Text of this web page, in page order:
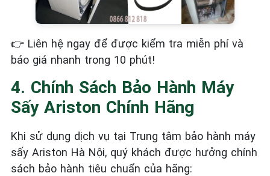
👉 Liên hệ ngay để được kiểm tra miễn phí và
báo giá nhanh trong 10 phút!
4. Chính Sách Bảo Hành Máy
Sấy Ariston Chính Hãng
Khi sử dụng dịch vụ tại Trung tâm bảo hành máy
sấy Ariston Hà Nội, quý khách được hưởng chính
sách bảo hành tiêu chuẩn của hãng: